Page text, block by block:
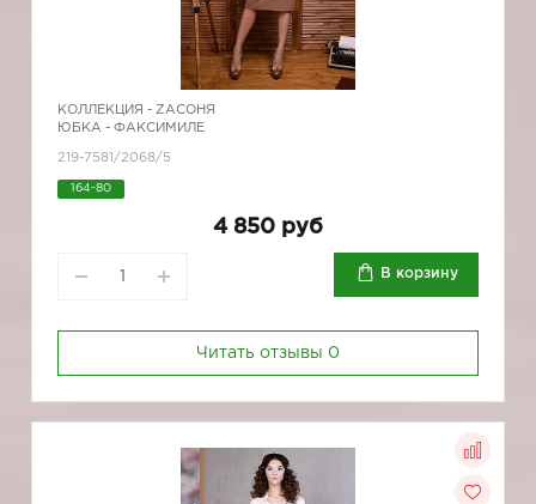
КОЛЛЕКЦИЯ - ZAСОНЯ
ЮБКА - ФАКСИМИЛЕ
219-7581/2068/5
164-80
4 850 руб
В корзину
Читать отзывы 0